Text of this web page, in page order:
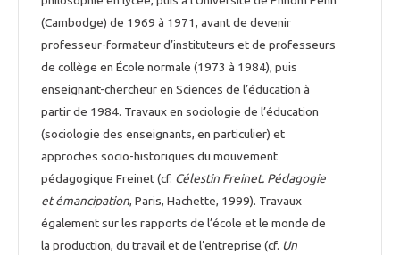
(Cambodge) de 1969 à 1971, avant de devenir
professeur-formateur d’instituteurs et de professeurs
de collège en École normale (1973 à 1984), puis
enseignant-chercheur en Sciences de l’éducation à
partir de 1984. Travaux en sociologie de l’éducation
(sociologie des enseignants, en particulier) et
approches socio-historiques du mouvement
pédagogique Freinet (cf. Célestin Freinet. Pédagogie
et émancipation, Paris, Hachette, 1999). Travaux
également sur les rapports de l’école et le monde de
la production, du travail et de l’entreprise (cf. Un